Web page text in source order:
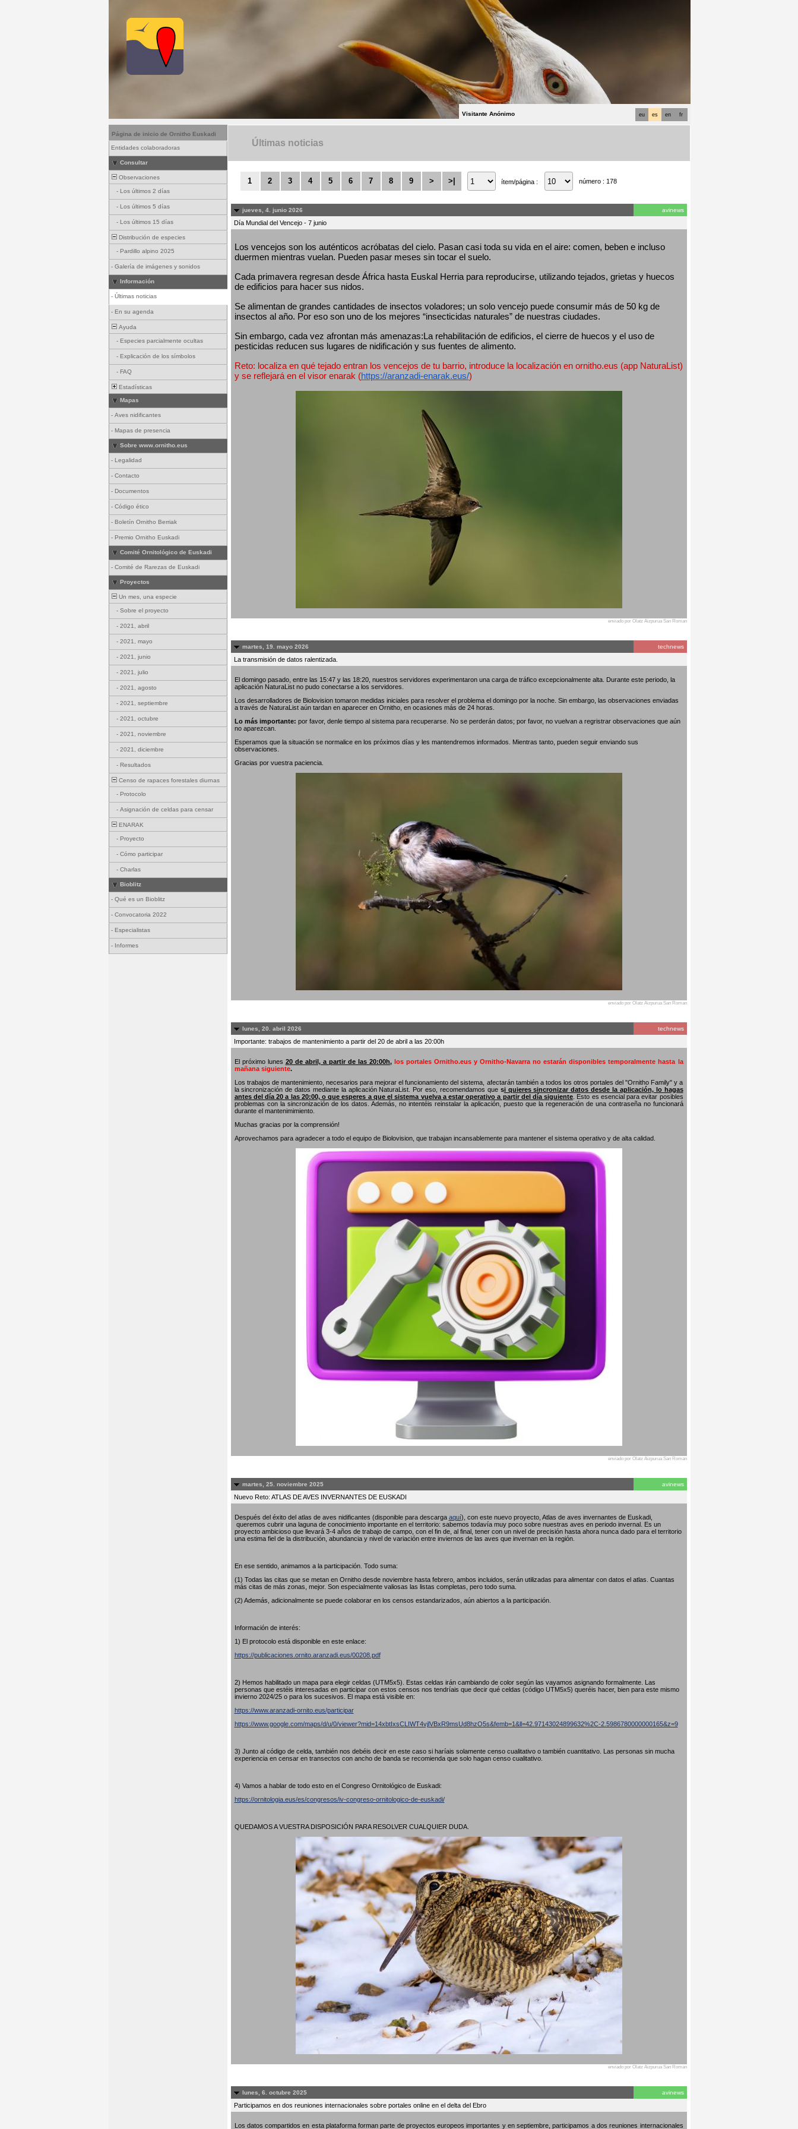
fr
en
es
eu
Visitante Anónimo
Página de inicio de Ornitho Euskadi
Entidades colaboradoras
Consultar
Observaciones
- Los últimos 2 días
- Los últimos 5 días
- Los últimos 15 días
Distribución de especies
- Pardillo alpino 2025
- Galería de imágenes y sonidos
Información
- Últimas noticias
- En su agenda
Ayuda
- Especies parcialmente ocultas
- Explicación de los símbolos
- FAQ
Estadísticas
Mapas
- Aves nidificantes
- Mapas de presencia
Sobre www.ornitho.eus
- Legalidad
- Contacto
- Documentos
- Código ético
- Boletín Ornitho Berriak
- Premio Ornitho Euskadi
Comité Ornitológico de Euskadi
- Comité de Rarezas de Euskadi
Proyectos
Un mes, una especie
- Sobre el proyecto
- 2021, abril
- 2021, mayo
- 2021, junio
- 2021, julio
- 2021, agosto
- 2021, septiembre
- 2021, octubre
- 2021, noviembre
- 2021, diciembre
- Resultados
Censo de rapaces forestales diurnas
- Protocolo
- Asignación de celdas para censar
ENARAK
- Proyecto
- Cómo participar
- Charlas
Bioblitz
- Qué es un Bioblitz
- Convocatoria 2022
- Especialistas
- Informes
Últimas noticias
1 2 3 4 5 6 7 8 9 > >| ítem/página : número : 178
jueves, 4. junio 2026 avinews
Día Mundial del Vencejo - 7 junio
Los vencejos son los auténticos acróbatas del cielo. Pasan casi toda su vida en el aire: comen, beben e incluso
duermen mientras vuelan. Pueden pasar meses sin tocar el suelo.
Cada primavera regresan desde África hasta Euskal Herria para reproducirse, utilizando tejados, grietas y huecos
de edificios para hacer sus nidos.
Se alimentan de grandes cantidades de insectos voladores; un solo vencejo puede consumir más de 50 kg de
insectos al año. Por eso son uno de los mejores “insecticidas naturales” de nuestras ciudades.
Sin embargo, cada vez afrontan más amenazas:La rehabilitación de edificios, el cierre de huecos y el uso de
pesticidas reducen sus lugares de nidificación y sus fuentes de alimento.
Reto: localiza en qué tejado entran los vencejos de tu barrio, introduce la localización en ornitho.eus (app NaturaList)
y se reflejará en el visor enarak (https://aranzadi-enarak.eus/)
enviado por Olatz Aizpurua San Roman
martes, 19. mayo 2026 technews
La transmisión de datos ralentizada.
El domingo pasado, entre las 15:47 y las 18:20, nuestros servidores experimentaron una carga de tráfico excepcionalmente alta. Durante este periodo, la
aplicación NaturaList no pudo conectarse a los servidores.
Los desarrolladores de Biolovision tomaron medidas iniciales para resolver el problema el domingo por la noche. Sin embargo, las observaciones enviadas
a través de NaturaList aún tardan en aparecer en Ornitho, en ocasiones más de 24 horas.
Lo más importante: por favor, denle tiempo al sistema para recuperarse. No se perderán datos; por favor, no vuelvan a regristrar observaciones que aún
no aparezcan.
Esperamos que la situación se normalice en los próximos días y les mantendremos informados. Mientras tanto, pueden seguir enviando sus
observaciones.
Gracias por vuestra paciencia.
enviado por Olatz Aizpurua San Roman
lunes, 20. abril 2026 technews
Importante: trabajos de mantenimiento a partir del 20 de abril a las 20:00h
El próximo lunes 20 de abril, a partir de las 20:00h,los portales Ornitho.eus y Ornitho-Navarra no estarán disponibles temporalmente hasta la
mañana siguiente.
Los trabajos de mantenimiento, necesarios para mejorar el funcionamiento del sistema, afectarán también a todos los otros portales del "Ornitho Family" y a
la sincronización de datos mediante la aplicación NaturaList. Por eso, recomendamos que si quieres sincronizar datos desde la aplicación, lo hagas
antes del día 20 a las 20:00, o que esperes a que el sistema vuelva a estar operativo a partir del día siguiente . Esto es esencial para evitar posibles
problemas con la sincronización de los datos. Además, no intentéis reinstalar la aplicación, puesto que la regeneración de una contraseña no funcionará
durante el mantenimimiento.
Muchas gracias por la comprensión!
Aprovechamos para agradecer a todo el equipo de Biolovision, que trabajan incansablemente para mantener el sistema operativo y de alta calidad.
enviado por Olatz Aizpurua San Roman
martes, 25. noviembre 2025 avinews
Nuevo Reto: ATLAS DE AVES INVERNANTES DE EUSKADI
Después del éxito del atlas de aves nidificantes (disponible para descarga aquí), con este nuevo proyecto, Atlas de aves invernantes de Euskadi,
queremos cubrir una laguna de conocimiento importante en el territorio: sabemos todavía muy poco sobre nuestras aves en periodo invernal. Es un
proyecto ambicioso que llevará 3-4 años de trabajo de campo, con el fin de, al final, tener con un nivel de precisión hasta ahora nunca dado para el territorio
una estima fiel de la distribución, abundancia y nivel de variación entre inviernos de las aves que invernan en la región.
En ese sentido, animamos a la participación. Todo suma:
(1) Todas las citas que se metan en Ornitho desde noviembre hasta febrero, ambos incluidos, serán utilizadas para alimentar con datos el atlas. Cuantas
más citas de más zonas, mejor. Son especialmente valiosas las listas completas, pero todo suma.
(2) Además, adicionalmente se puede colaborar en los censos estandarizados, aún abiertos a la participación.
Información de interés:
1) El protocolo está disponible en este enlace:
https://publicaciones.ornito.aranzadi.eus/00208.pdf
2) Hemos habilitado un mapa para elegir celdas (UTM5x5). Estas celdas irán cambiando de color según las vayamos asignando formalmente. Las
personas que estéis interesadas en participar con estos censos nos tendríais que decir qué celdas (código UTM5x5) queréis hacer, bien para este mismo
invierno 2024/25 o para los sucesivos. El mapa está visible en:
https://www.aranzadi-ornito.eus/participar
https://www.google.com/maps/d/u/0/viewer?mid=14xbtIxsCLIWT4vjlVBxR9msUd8hzO5s&femb=1&ll=42.97143024899632%2C-2.5986780000000165&z=9
3) Junto al código de celda, también nos debéis decir en este caso si haríais solamente censo cualitativo o también cuantitativo. Las personas sin mucha
experiencia en censar en transectos con ancho de banda se recomienda que solo hagan censo cualitativo.
4) Vamos a hablar de todo esto en el Congreso Ornitológico de Euskadi:
https://ornitologia.eus/es/congresos/iv-congreso-ornitologico-de-euskadi/
QUEDAMOS A VUESTRA DISPOSICIÓN PARA RESOLVER CUALQUIER DUDA.
enviado por Olatz Aizpurua San Roman
lunes, 6. octubre 2025 avinews
Participamos en dos reuniones internacionales sobre portales online en el delta del Ebro
Los datos compartidos en esta plataforma forman parte de proyectos europeos importantes y en septiembre, participamos a dos reuniones internacionales